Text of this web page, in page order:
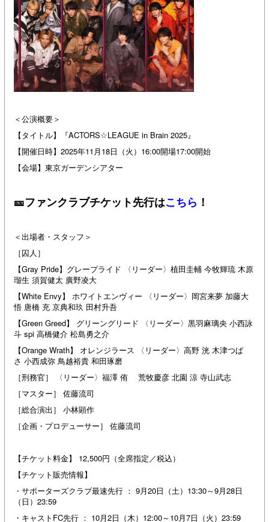
＜公演概要＞
【タイトル】『ACTORS☆LEAGUE in Brain 2025』
【開催日時】2025年11月18日（火）16:00開場17:00開始
【会場】東京ガーデンシアター
🎫ファンクラブチケット先行はこちら ！
＜出場者・スタッフ＞
［囚人］
【Gray Pride】グレープライド 〈リーダー〉植田圭輔 今牧輝琉 木原
瑠生 須賀健太 廣野凌大
【White Envy】 ホワイトエンヴィー 〈リーダー〉岡宮来夢 加藤大
悟 唐橋 充 京典和玖 田村升吾
【Green Greed】 グリーングリード 〈リーダー〉黒羽麻璃央 小西詠
斗 spi 高橋健介 松島勇之介
【Orange Wrath】 オレンジラース 〈リーダー〉高野 洸 木津つば
さ 小西成弥 鳥越裕貴 和田琢磨
［刑務官］ 〈リーダー〉福澤 侑 荒牧慶彦 北園 涼 寺山武志
［マスター］ 佐藤流司
［総合演出］ 小林顕作
［企画・プロデューサー］ 佐藤流司
【チケット料金】 12,500円（全席指定／税込）
【チケット販売情報】
・サポーターズクラブ最速先行 ： 9月20日（土）13:30～9月28日
（日）23:59
・キャストFC先行 ： 10月2日（木）12:00～10月7日（火）23:59